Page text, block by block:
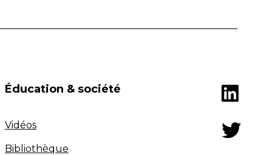
Éducation & société
Vidéos
Bibliothèque